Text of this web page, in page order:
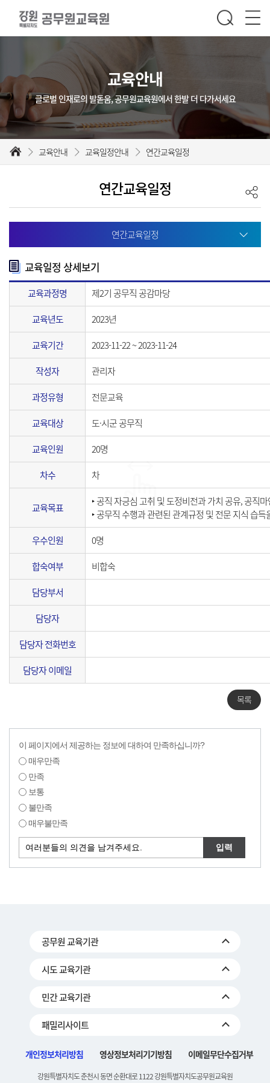
교육안내
글로벌 인재로의 발돋움, 공무원교육원에서 한발 더 다가서세요
교육안내 교육일정안내 연간교육일정
연간교육일정
연간교육일정
교육일정 상세보기
교육과정명
제2기 공무직 공감마당
교육년도
2023년
교육기간
2023-11-22 ~ 2023-11-24
작성자
관리자
과정유형
전문교육
교육대상
도·시군 공무직
교육인원
20명
차수
차
교육목표
‣ 공직 자긍심 고취 및 도정비전과 가치 공유, 공직
‣ 공무직 수행과 관련된 관계규정 및 전문 지식 습
우수인원
0명
합숙여부
비합숙
담당부서
담당자
담당자 전화번호
담당자 이메일
목록
이 페이지에서 제공하는 정보에 대하여 만족하십니까?
매우만족
만족
보통
불만족
매우불만족
공무원 교육기관
시도 교육기관
민간 교육기관
패밀리사이트
개인정보처리방침 영상정보처리기기방침 이메일무단수집거부
강원특별자치도 춘천시 동면 순환대로 1122 강원특별자치도공무원교육원